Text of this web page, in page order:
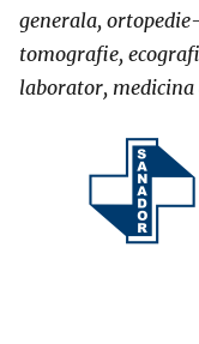
generala,
tomografie,
laborator, medicina